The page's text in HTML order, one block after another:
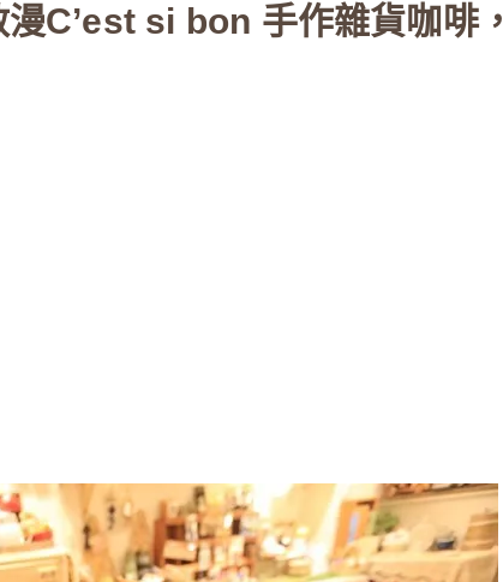
C’est si bon 手作雜貨咖啡，